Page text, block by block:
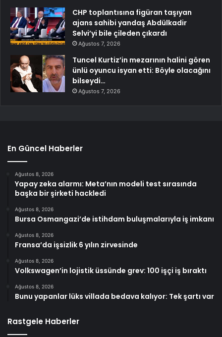
CHP toplantısına figüran taşıyan
ajans sahibi yandaş Abdülkadir
Selvi’yi bile çileden çıkardı
Ağustos 7, 2026
Tuncel Kurtiz’in mezarının halini gören
ünlü oyuncu isyan etti: Böyle olacağını
bilseydi…
Ağustos 7, 2026
En Güncel Haberler
Ağustos 8, 2026
Yapay zeka alarmı: Meta’nın modeli test sırasında
başka bir şirketi hackledi
Ağustos 8, 2026
Bursa Osmangazi’de istihdam buluşmalarıyla iş imkanı
Ağustos 8, 2026
Fransa’da işsizlik 6 yılın zirvesinde
Ağustos 8, 2026
Volkswagen’in lojistik üssünde grev: 100 işçi iş bıraktı
Ağustos 8, 2026
Bunu yapanlar lüks villada bedava kalıyor: Tek şartı var
Rastgele Haberler